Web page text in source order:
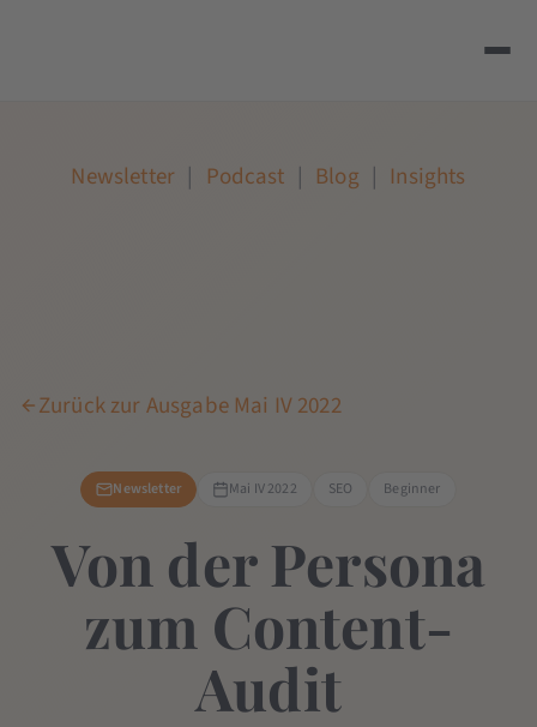
Newsletter | Podcast | Blog | Insights
Zurück zur Ausgabe Mai IV 2022
Newsletter Mai IV 2022 SEO Beginner
Von der Persona
zum Content-
Audit